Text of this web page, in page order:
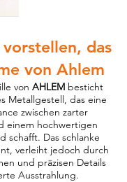
das
von Ahlem
von AHLEM besticht
Metallgestell, das eine
zwischen zarter
einem hochwertigen
schafft. Das schlanke
verleiht jedoch durch
und präzisen Details
Ausstrahlung.